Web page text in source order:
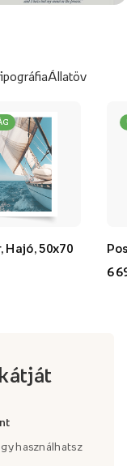
Állatöv
Hajó, 50x70
6
használhatsz